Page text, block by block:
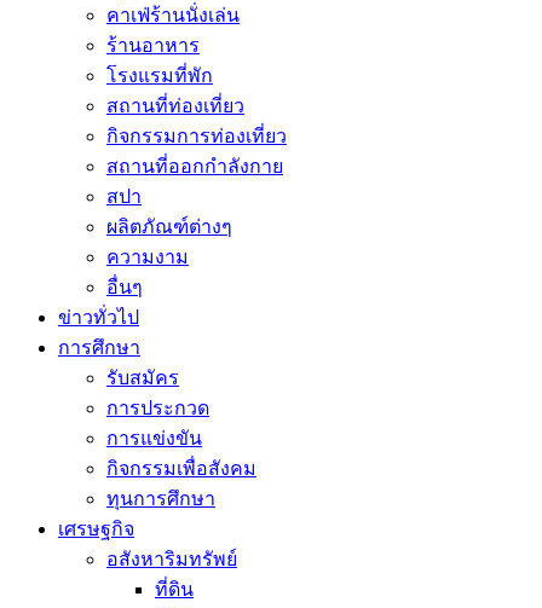
คาเฟ่ร้านนั่งเล่น
ร้านอาหาร
โรงแรมที่พัก
สถานที่ท่องเที่ยว
กิจกรรมการท่องเที่ยว
สถานที่ออกกำลังกาย
สปา
ผลิตภัณฑ์ต่างๆ
ความงาม
อื่นๆ
ข่าวทั่วไป
การศึกษา
รับสมัคร
การประกวด
การแข่งขัน
กิจกรรมเพื่อสังคม
ทุนการศึกษา
เศรษฐกิจ
อสังหาริมทรัพย์
ที่ดิน